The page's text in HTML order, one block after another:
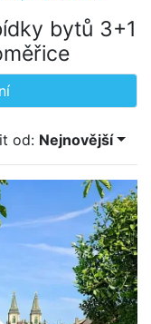
bytů 3+1
od: Nejnovější